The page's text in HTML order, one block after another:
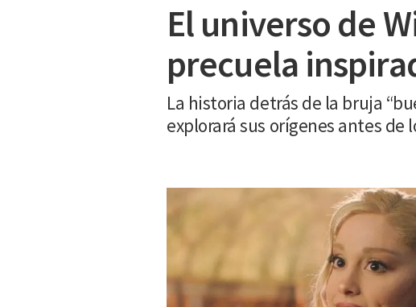
El universo de
precuela
La historia detrás de la bruja
explorará sus orígenes antes de